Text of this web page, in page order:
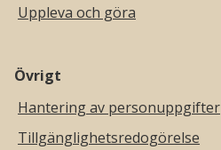
Uppleva och göra
Övrigt
Hantering av personuppgifter
Tillgänglighetsredogörelse